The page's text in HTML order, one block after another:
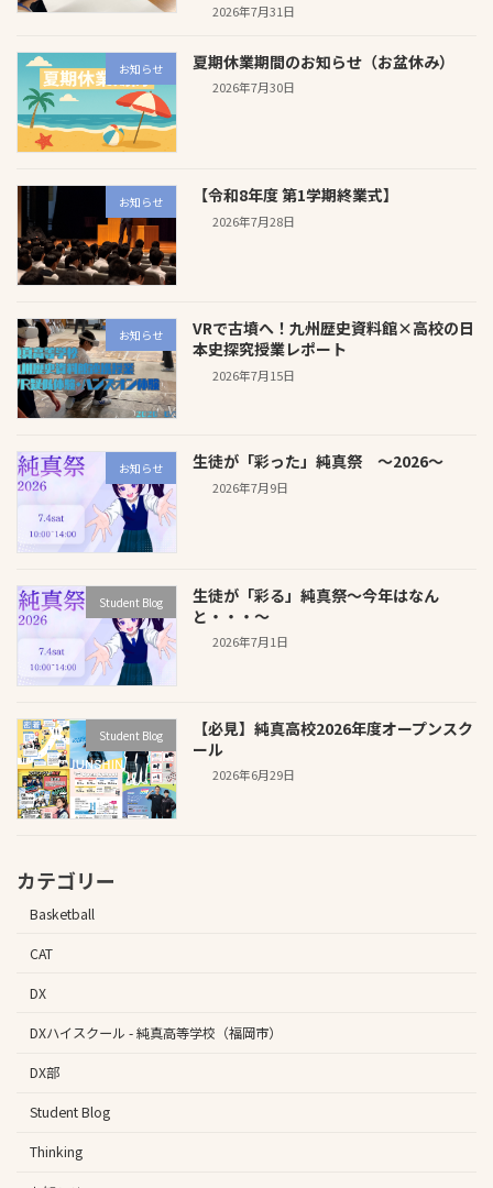
2026年7月31日
お知らせ 夏期休業期間のお知らせ（お盆休み）
2026年7月30日
お知らせ 【令和8年度 第1学期終業式】
2026年7月28日
お知らせ
VRで古墳へ！九州歴史資料館×高校の日
本史探究授業レポート
2026年7月15日
お知らせ 生徒が「彩った」純真祭 ～2026～
2026年7月9日
Student Blog
生徒が「彩る」純真祭～今年はなん
と・・・～
2026年7月1日
Student Blog
【必見】純真高校2026年度オープンスク
ール
2026年6月29日
カテゴリー
Basketball
CAT
DX
DXハイスクール - 純真高等学校（福岡市）
DX部
Student Blog
Thinking